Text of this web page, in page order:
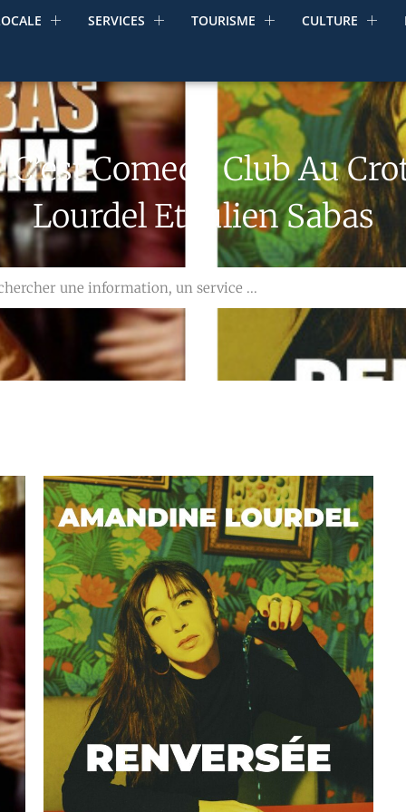
SERVICES TOURISME CULTURE
Comedy Club Au
Lourdel Et Julien Sabas